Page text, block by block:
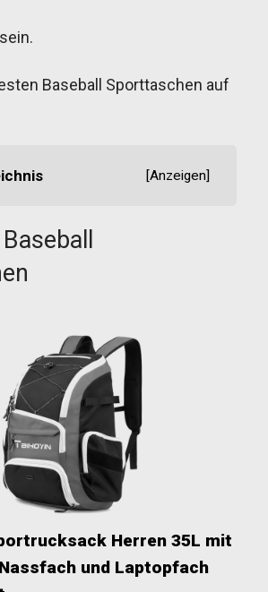
Baseball Sporttaschen auf
[Anzeigen]
Herren 35L mit
und Laptopfach